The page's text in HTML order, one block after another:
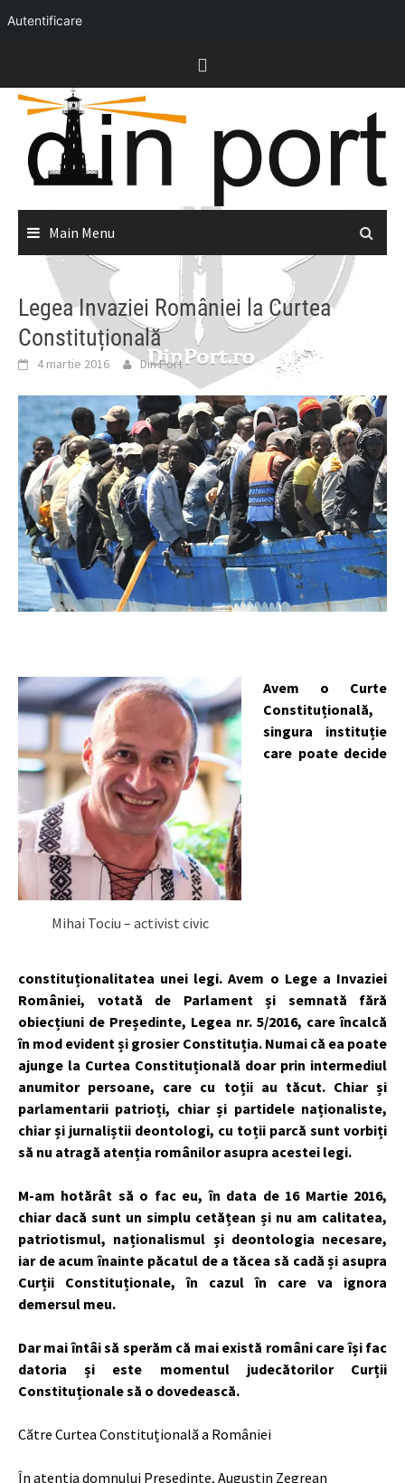
Autentificare
content
Main Menu
Legea Invaziei României la Curtea
Constituțională
4 martie 2016 Din Port
Mihai Tociu – activist civic
Avem o Curte
Constituțională,
singura instituție
care poate decide
constituționalitatea unei legi. Avem o Lege a Invaziei
României, votată de Parlament și semnată fără
obiecțiuni de Președinte, Legea nr. 5/2016, care încalcă
în mod evident și grosier Constituția. Numai că ea poate
ajunge la Curtea Constituțională doar prin intermediul
anumitor persoane, care cu toții au tăcut. Chiar și
parlamentarii patrioți, chiar și partidele naționaliste,
chiar și jurnaliștii deontologi, cu toții parcă sunt vorbiți
să nu atragă atenția românilor asupra acestei legi.
M-am hotărât să o fac eu, în data de 16 Martie 2016,
chiar dacă sunt un simplu cetățean și nu am calitatea,
patriotismul, naționalismul și deontologia necesare,
iar de acum înainte păcatul de a tăcea să cadă și asupra
Curții Constituționale, în cazul în care va ignora
demersul meu.
Dar mai întâi să sperăm că mai există români care își fac
datoria și este momentul judecătorilor Curții
Constituționale să o dovedească.
Către Curtea Constituțională a României
În atenția domnului Președinte, Augustin Zegrean